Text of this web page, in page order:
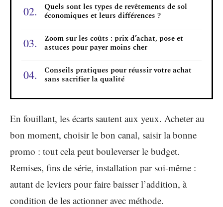
Quels sont les types de revêtements de sol
économiques et leurs différences ?
Zoom sur les coûts : prix d’achat, pose et
astuces pour payer moins cher
Conseils pratiques pour réussir votre achat
sans sacrifier la qualité
En fouillant, les écarts sautent aux yeux. Acheter au
bon moment, choisir le bon canal, saisir la bonne
promo : tout cela peut bouleverser le budget.
Remises, fins de série, installation par soi-même :
autant de leviers pour faire baisser l’addition, à
condition de les actionner avec méthode.